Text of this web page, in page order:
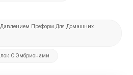
Давлением Преформ Для Домашних
С Эмбрионами